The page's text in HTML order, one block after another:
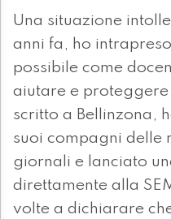
Una situazione
anni fa, ho
possibile come
aiutare e
scritto a Bellinzona,
suoi compagni delle
giornali e lanciato
direttamente alla
volte a dichiarare